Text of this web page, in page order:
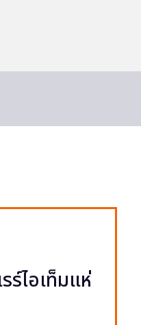
ไอเท็มแห่